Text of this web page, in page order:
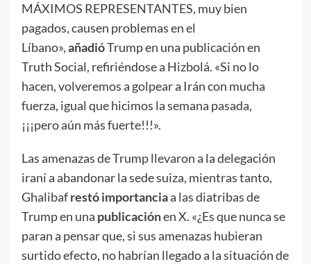
MÁXIMOS REPRESENTANTES, muy bien
pagados, causen problemas en el
Líbano»,añadióTrump en una publicación en
Truth Social, refiriéndose a Hizbolá. «Si no lo
hacen, volveremos a golpear a Irán con mucha
fuerza, igual que hicimos la semana pasada,
¡¡¡pero aún más fuerte!!!».
Las amenazas de Trump llevaron a la delegación
iraní a abandonar la sede suiza, mientras tanto,
Ghalibafrestó importanciaa las diatribas de
Trump en una publicaciónen X. «¿Es que nunca se
paran a pensar que, si sus amenazas hubieran
surtido efecto, no habrían llegado a la situación de